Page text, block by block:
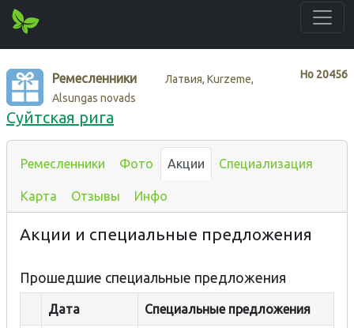
Нo 20456
Ремесленники
Латвия, Kurzeme,
Alsungas novads
Суйтская рига
Ремесленники Фото Акции Специализация
Карта Отзывы Инфо
Акции и специальные предложения
Прошедшие специальные предложения
Дата Специальные предложения